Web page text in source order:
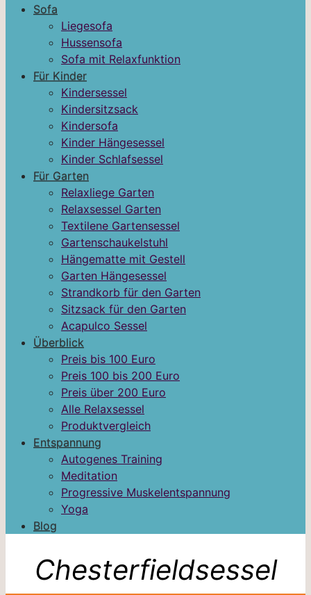
Sofa
Liegesofa
Hussensofa
Sofa mit Relaxfunktion
Für Kinder
Kindersessel
Kindersitzsack
Kindersofa
Kinder Hängesessel
Kinder Schlafsessel
Für Garten
Relaxliege Garten
Relaxsessel Garten
Textilene Gartensessel
Gartenschaukelstuhl
Hängematte mit Gestell
Garten Hängesessel
Strandkorb für den Garten
Sitzsack für den Garten
Acapulco Sessel
Überblick
Preis bis 100 Euro
Preis 100 bis 200 Euro
Preis über 200 Euro
Alle Relaxsessel
Produktvergleich
Entspannung
Autogenes Training
Meditation
Progressive Muskelentspannung
Yoga
Blog
Chesterfieldsessel